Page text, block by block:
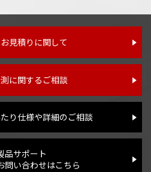
見積りに関して
に関するご相談
り仕様や詳細のご相談
品サポート
問い合わせはこちら